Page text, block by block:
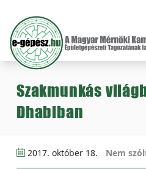
Szakmunkás
Dhabiban
2017. október 18. Nem